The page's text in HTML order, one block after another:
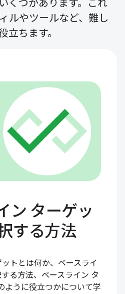
くつかあります。これ
ルやツールなど、難し
立ちます。
ン ターゲッ
する方法
トとは何か、ベースライ
る方法、ベースライン タ
ように役立つかについて学